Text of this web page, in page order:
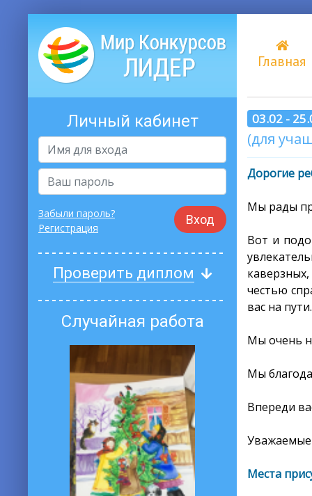
Главная
Личный кабинет
Вход
Забыли пароль?
Регистрация
Проверить диплом
Случайная работа
03.02 -
(для
Дорогие
Мы рады
Вот и
честью
вас на пути.
Мы очень
Мы
Впереди
Уважаемые
Места